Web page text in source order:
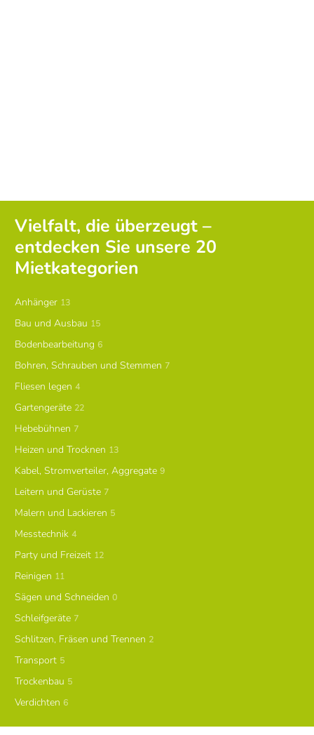
Vielfalt, die überzeugt –
entdecken Sie unsere 20
Mietkategorien
Anhänger 13
Bau und Ausbau 15
Bodenbearbeitung 6
Bohren, Schrauben und Stemmen 7
Fliesen legen 4
Gartengeräte 22
Hebebühnen 7
Heizen und Trocknen 13
Kabel, Stromverteiler, Aggregate 9
Leitern und Gerüste 7
Malern und Lackieren 5
Messtechnik 4
Party und Freizeit 12
Reinigen 11
Sägen und Schneiden 0
Schleifgeräte 7
Schlitzen, Fräsen und Trennen 2
Transport 5
Trockenbau 5
Verdichten 6